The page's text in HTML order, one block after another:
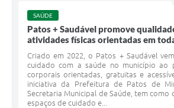
SAÚDE
Patos + Saudável promove
atividades físicas orientadas em
Criado em 2022, o Patos + Saudável
cuidado com a saúde no município ao
corporais orientadas, gratuitas e
iniciativa da Prefeitura de Patos de
Secretaria Municipal de Saúde, tem como
espaços de cuidado e...